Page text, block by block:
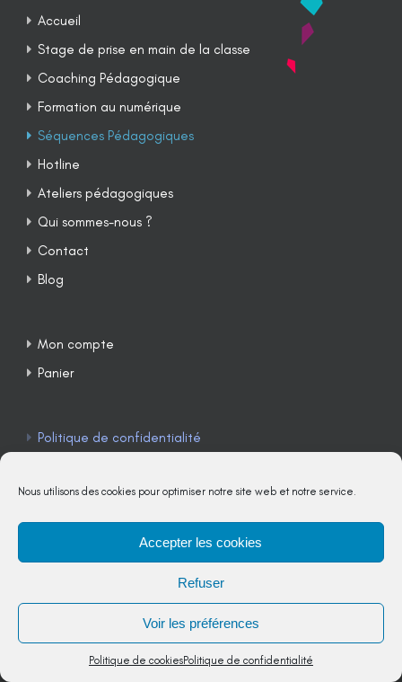
Nous utilisons des cookies pour optimiser notre site web et notre service.
Accepter les cookies
Refuser
Voir les préférences
Politique de cookiesPolitique de confidentialité
Accueil
Stage de prise en main de la classe
Coaching Pédagogique
Formation au numérique
Séquences Pédagogiques
Hotline
Ateliers pédagogiques
Qui sommes-nous ?
Contact
Blog
Mon compte
Panier
Politique de confidentialité
Conditions générales d’utilisation
Conditions générales de vente
Politique de cookies (UE)
TÉLÉPHONE : 04 90 85 22 98